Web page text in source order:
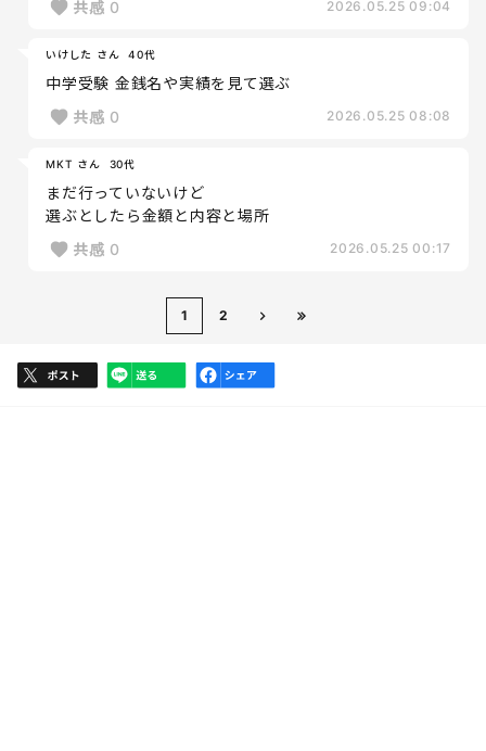
共感 0 2026.05.25 09:04
いけした さん 40代
中学受験 金銭名や実績を見て選ぶ
共感 0 2026.05.25 08:08
MKT さん 30代
まだ行っていないけど
選ぶとしたら金額と内容と場所
共感 0 2026.05.25 00:17
1 2